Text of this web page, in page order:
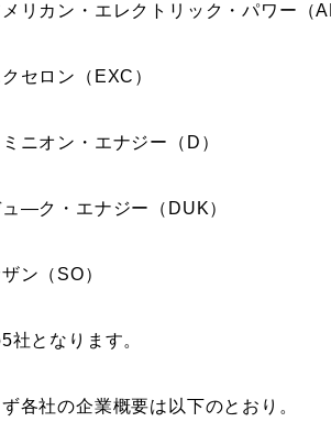
メリカン・エレクトリック・パワー（
セロン（EXC）
ミニオン・エナジー（D）
―ク・エナジー（DUK）
ン（SO）
社となります。
ず各社の企業概要は以下のとおり。